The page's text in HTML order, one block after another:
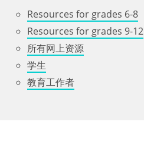
Resources for grades 6-8
Resources for grades 9-12
所有网上资源
学生
教育工作者